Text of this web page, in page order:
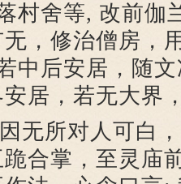
村舍等, 改前伽
，修治僧房，
中后安居，随
居，若无大界
所对人可白，
合掌，至灵庙